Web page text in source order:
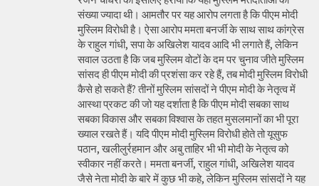
संख्या ज्यादा थी। आमतौर पर यह आरोप लगता है कि पीएम मोदी
मुस्लिम विरोधी है। ऐसा आरोप ममता बनर्जी के साथ साथ कांग्रेस
के राहुल गांधी, सपा के अखिलेश यादव आदि भी लगाते हैं, लेकिन
सवाल उठता है कि जब मुस्लिम वोटों के दम पर चुनाव जीते मुस्लिम
सांसद ही पीएम मोदी की प्रशंसा कर रहे हैं, तब मोदी मुस्लिम विरोधी
कैसे हो सकते हैं? तीनों मुस्लिम सांसदों ने पीएम मोदी के नेतृत्व में
आस्था प्रकट की जो यह दर्शाता है कि पीएम मोदी सबका साथ
सबका विकास और सबका विश्वास के तहत मुसलमानों का भी पूरा
ख्याल रखते हैं। यदि पीएम मोदी मुस्लिम विरोधी होते तो यूसुफ
पठान, खलीलुर्रहमान और अबु ताहिर भी भी मोदी के नेतृत्व को
स्वीकार नहीं करते। ममता बनर्जी, राहुल गांधी, अखिलेश यादव
जैसे नेता मोदी के बारे में कुछ भी कहे, लेकिन मुस्लिम सांसदों ने यह